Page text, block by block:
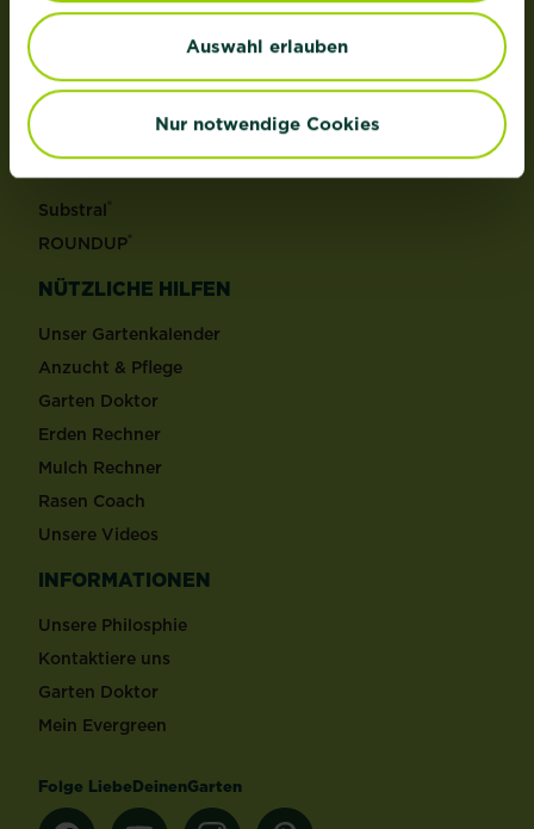
Auswahl erlauben
Nur notwendige Cookies
Grundstoffe
Schädlinge
Reinigungsmittel
MARKEN
Substral®
ROUNDUP®
NÜTZLICHE HILFEN
Unser Gartenkalender
Anzucht & Pflege
Garten Doktor
Erden Rechner
Mulch Rechner
Rasen Coach
Unsere Videos
INFORMATIONEN
Unsere Philosphie
Kontaktiere uns
Garten Doktor
Mein Evergreen
Folge LiebeDeinenGarten